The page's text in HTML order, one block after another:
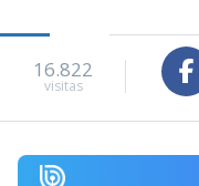
16.822
visitas